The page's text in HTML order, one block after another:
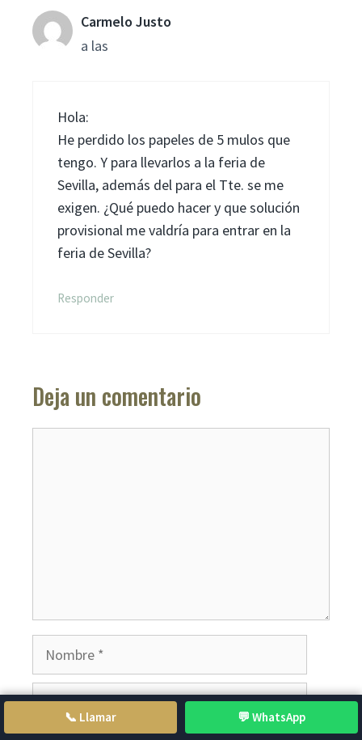
Carmelo Justo
a las
Hola:
He perdido los papeles de 5 mulos que
tengo. Y para llevarlos a la feria de
Sevilla, además del para el Tte. se me
exigen. ¿Qué puedo hacer y que solución
provisional me valdría para entrar en la
feria de Sevilla?
Responder
Deja un comentario
Nombre
Correo
electrónico
📞 Llamar 💬 WhatsApp